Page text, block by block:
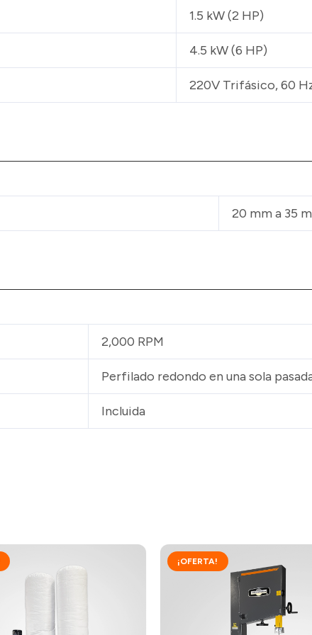
1.5 kW (2 HP)
4.5 kW (6 HP)
220V Trifásico, 60
20 mm a 35
2,000 RPM
Perfilado redondo en una sola
Incluida
¡OFERTA!